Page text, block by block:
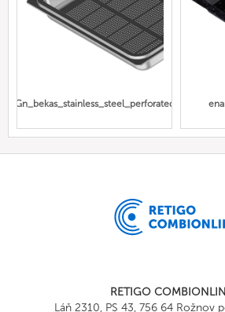
Gn_bekas_stainless_steel_perforated
RETIGO
Láň 2310, PS 43, 756 64 Rožnov